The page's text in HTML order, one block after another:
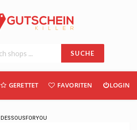
SUCHE
GERETTET FAVORITEN LOGIN
DESSOUSFORYOU